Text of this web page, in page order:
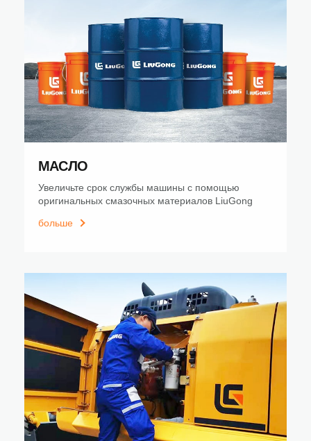
МАСЛО
Увеличьте срок службы машины с помощью
оригинальных смазочных материалов LiuGong
больше